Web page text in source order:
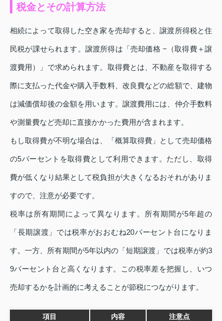
税金とその計算方法
相続によって取得した空き家を売却すると、譲渡所得税と住
民税が課せられます。譲渡所得は「売却価格 −（取得費＋譲
渡費用）」で求められます。取得費とは、不動産を取得する
際に支払った代金や購入手数料、改良費などの総額で、建物
は減価償却後の金額を用います。譲渡費用には、仲介手数料
や測量費など売却に直接かかった費用が含まれます。
もし取得費が不明な場合は、「概算取得費」として売却価格
の5パーセントを取得費として利用できます。ただし、取得
費が低くなり結果として税負担が大きくなるおそれがありま
すので、注意が必要です。
税率は所有期間によって異なります。所有期間が5年超の
「長期譲渡」では税率がおおむね20パーセント台になりま
す。一方、所有期間が5年以内の「短期譲渡」では税率が約3
9パーセント台と高くなります。この税率差を把握し、いつ
売却するかを計画的に考えることが節税につながります。
項目 内容 注意点